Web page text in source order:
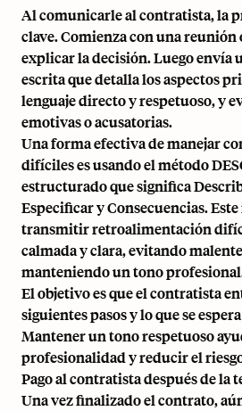
Al comunicarle al contratista, la
clave. Comienza con una reunión
explicar la decisión. Luego envía
escrita que detalla los aspectos
lenguaje directo y respetuoso, y
emotivas o acusatorias.
Una forma efectiva de manejar
difíciles es usando el método
estructurado que significa
Especificar y Consecuencias.
transmitir retroalimentación
calmada y clara, evitando
manteniendo un tono
El objetivo es que el contratista
siguientes pasos y lo que se
Mantener un tono respetuoso
profesionalidad y reducir el
Pago al contratista después de la
Una vez finalizado el contrato,